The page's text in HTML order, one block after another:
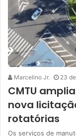
Marcelino Jr. 23
CMTU
nova
rotatórias
Os serviços de